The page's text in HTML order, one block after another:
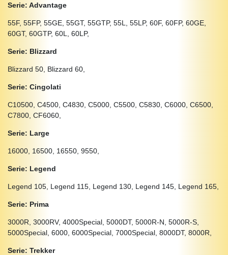
Serie: Advantage
55F, 55FP, 55GE, 55GT, 55GTP, 55L, 55LP, 60F, 60FP, 60GE,
60GT, 60GTP, 60L, 60LP,
Serie: Blizzard
Blizzard 50, Blizzard 60,
Serie: Cingolati
C10500, C4500, C4830, C5000, C5500, C5830, C6000, C6500,
C7800, CF6060,
Serie: Large
16000, 16500, 16550, 9550,
Serie: Legend
Legend 105, Legend 115, Legend 130, Legend 145, Legend 165,
Serie: Prima
3000R, 3000RV, 4000Special, 5000DT, 5000R-N, 5000R-S,
5000Special, 6000, 6000Special, 7000Special, 8000DT, 8000R,
Serie: Trekker